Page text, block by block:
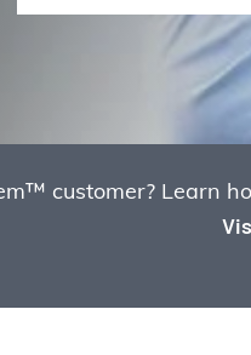
customer? Learn